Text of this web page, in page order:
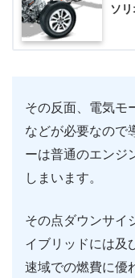
ソ
その反面、電気モ
などが必要なので
ーは普通のエンジ
しまいます。
その点ダウンサイ
イブリッドには及
速域での燃費に優